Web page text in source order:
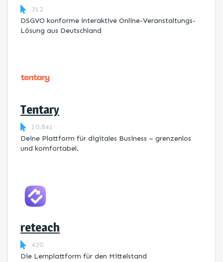
312
DSGVO konforme interaktive Online-Veranstaltungs-
Lösung aus Deutschland
Tentary
10.841
Deine Plattform für digitales Business – grenzenlos
und komfortabel.
reteach
420
Die Lernplattform ​für den Mittelstand